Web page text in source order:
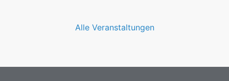
Alle Veranstaltungen